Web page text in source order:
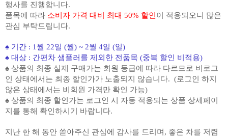
행사를 진행합니다.
품목에 따라 소비자 가격 대비 최대 50% 할인 이 적용되오니 많은
관심 부탁드립니다.
♠ 기간 : 1월 22일 (월) ~ 2월 4일 (일)
♠ 대상 : 간편차 샘플러를 제외한 전품목 (중복 할인 비적용)
♠ 상품의 최종 실제 구매가는 회원 등급에 따라 다르므로 비로그
인 상태에서는 최종 할인가가 노출되지 않습니다. (로그인 하지
않은 상태에서는 비회원 가격만 확인 가능)
♠ 상품의 최종 할인가는 로그인 시 자동 적용되는 상품 상세페이
지를 통해 확인하시기 바랍니다.
지난 한 해 동안 쏟아주신 관심에 감사를 드리며, 좋은 차를 저렴